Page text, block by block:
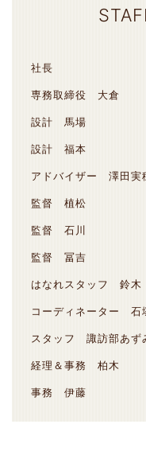
社長
専務取締役 大倉
設計 馬場
設計 福本
アドバイザー 澤田実
監督 植松
監督 石川
監督 冨吉
はなれスタッフ 鈴木
コーディネーター 石
スタッフ 諏訪部あず
経理＆事務 柏木
事務 伊藤